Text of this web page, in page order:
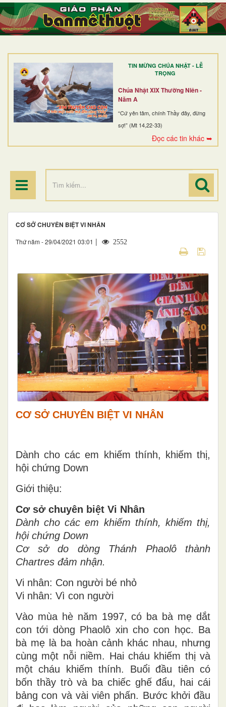
TIN MỪNG CHÚA NHẬT - LỄ
TRỌNG
Chúa Nhật XIX Thường Niên -
Năm A
“Cứ yên tâm, chính Thầy đây, đừng
sợ!” (Mt 14,22-33)
Đọc các tin khác ➥
TRANG NHẤT
GIỚI THIỆU
DÒNG TU
BAN MỤC VỤ
ĐOÀN THỂ CG
ĐIỂM HÀNH HƯƠNG
CƠ SỞ CHUYÊN BIỆT VI NHÂN
Thứ năm - 29/04/2021 03:01 | 2552
CƠ SỞ CHUYÊN BIỆT VI NHÂN
Dành cho các em khiếm thính, khiếm thị,
hội chứng Down
Giới thiệu:
Cơ sở chuyên biệt Vi Nhân
Dành cho các em khiếm thính, khiếm thị,
hội chứng Down
Cơ sở do dòng Thánh Phaolô thành
Chartres đảm nhận.
Vi nhân: Con người bé nhỏ
Vi nhân: Vì con người
Vào mùa hè năm 1997, có ba bà mẹ dắt
con tới dòng Phaolô xin cho con học. Ba
bà mẹ là ba hoàn cảnh khác nhau, nhưng
cùng một nỗi niềm. Hai cháu khiếm thị và
một cháu khiếm thính. Buổi đầu tiên có
bốn thầy trò và ba chiếc ghế đẩu, hai cái
bảng con và vài viên phấn. Bước khởi đầu